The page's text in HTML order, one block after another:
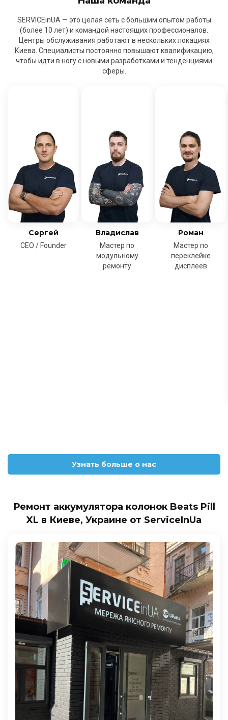
SERVICEinUA — это целая сеть с большим опытом работы
(более 10 лет) и командой настоящих профессионалов.
Центры обслуживания работают в нескольких локациях
Киева. Специалисты постоянно повышают квалификацию,
чтобы идти в ногу с новыми разработками и тенденциями
сферы.
Сергей
CEO / Founder
Владислав
Мастер по
модульному
ремонту
Роман
Мастер по
переклейке
дисплеев
Узнать больше о нас
Ремонт аккумулятора колонок Beats Pill
XL в Киеве, Украине от ServiceInUa